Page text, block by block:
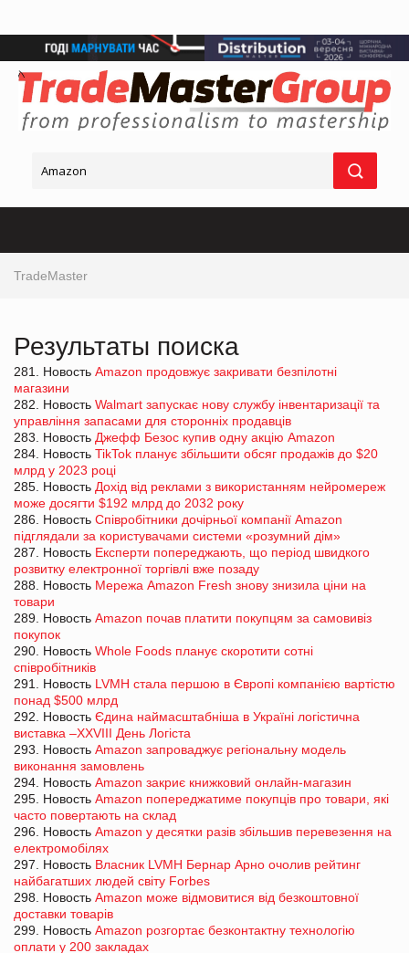
TradeMaster
Результаты поиска
281. Новость Amazon продовжує закривати безпілотні
магазини
282. Новость Walmart запускає нову службу інвентаризації та
управління запасами для сторонніх продавців
283. Новость Джефф Безос купив одну акцію Amazon
284. Новость TikTok планує збільшити обсяг продажів до $20
млрд у 2023 році
285. Новость Дохід від реклами з використанням нейромереж
може досягти $192 млрд до 2032 року
286. Новость Співробітники дочірньої компанії Amazon
підглядали за користувачами системи «розумний дім»
287. Новость Експерти попереджають, що період швидкого
розвитку електронної торгівлі вже позаду
288. Новость Мережа Amazon Fresh знову знизила ціни на
товари
289. Новость Amazon почав платити покупцям за самовивіз
покупок
290. Новость Whole Foods планує скоротити сотні
співробітників
291. Новость LVMH стала першою в Європі компанією вартістю
понад $500 млрд
292. Новость Єдина наймасштабніша в Україні логістична
виставка –XXVIII День Логіста
293. Новость Amazon запроваджує регіональну модель
виконання замовлень
294. Новость Amazon закриє книжковий онлайн-магазин
295. Новость Amazon попереджатиме покупців про товари, які
часто повертають на склад
296. Новость Amazon у десятки разів збільшив перевезення на
електромобілях
297. Новость Власник LVMH Бернар Арно очолив рейтинг
найбагатших людей світу Forbes
298. Новость Amazon може відмовитися від безкоштовної
доставки товарів
299. Новость Amazon розгортає безконтактну технологію
оплати у 200 закладах